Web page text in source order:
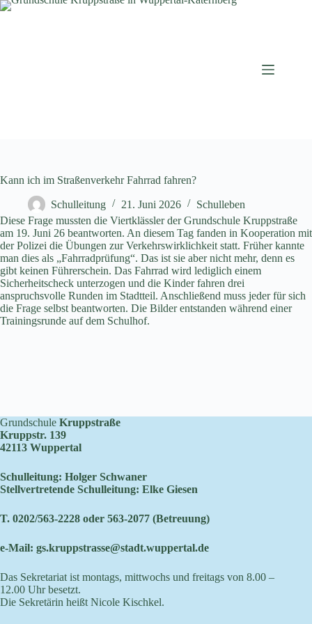
Zum
Kann ich im Straßenverkehr Fahrrad fahren?
Schulleitung 21. Juni 2026
Schulleben
Diese Frage mussten die Viertklässler der Grundschule Kruppstraße
am 19. Juni 26 beantworten. An diesem Tag fanden in Kooperation mit
der Polizei die Übungen zur Verkehrswirklichkeit statt. Früher kannte
man dies als „Fahrradprüfung“. Das ist sie aber nicht mehr, denn es
gibt keinen Führerschein. Das Fahrrad wird lediglich einem
Sicherheitscheck unterzogen und die Kinder fahren drei
anspruchsvolle Runden im Stadtteil. Anschließend muss jeder für sich
die Frage selbst beantworten. Die Bilder entstanden während einer
Trainingsrunde auf dem Schulhof.
Grundschule Kruppstraße
Kruppstr. 139
42113 Wuppertal
Schulleitung: Holger Schwaner
Stellvertretende Schulleitung: Elke Giesen
T. 0202/563-2228 oder 563-2077 (Betreuung)
e-Mail: gs.kruppstrasse@stadt.wuppertal.de
Das Sekretariat ist montags, mittwochs und freitags von 8.00 –
12.00 Uhr besetzt.
Die Sekretärin heißt Nicole Kischkel.